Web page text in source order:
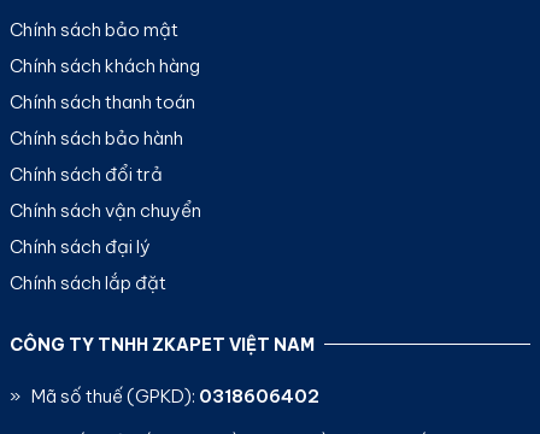
Chính sách bảo mật
Chính sách khách hàng
Chính sách thanh toán
Chính sách bảo hành
Chính sách đổi trả
Chính sách vận chuyển
Chính sách đại lý
Chính sách lắp đặt
CÔNG TY TNHH ZKAPET VIỆT NAM
» Mã số thuế (GPKD): 0318606402